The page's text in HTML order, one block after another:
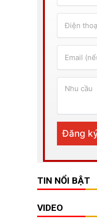
TIN NỔI BẬT
VIDEO